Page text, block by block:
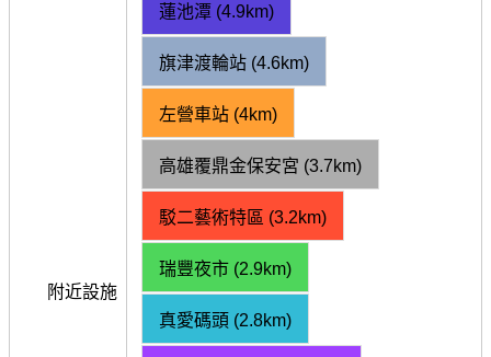
附近設施
蓮池潭 (4.9km)
旗津渡輪站 (4.6km)
左營車站 (4km)
高雄覆鼎金保安宮 (3.7km)
駁二藝術特區 (3.2km)
瑞豐夜市 (2.9km)
真愛碼頭 (2.8km)